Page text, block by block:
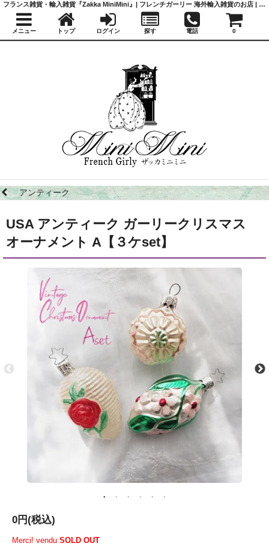
アンティーク
USA アンティーク ガーリークリスマス
オーナメント A【３ケset】
0円(税込)
Merci! vendu SOLD OUT
フランス雑貨・輸入雑貨『Zakka MiniMini』| フレンチガーリー 海外輸入雑貨のお店 | かわいい雑貨 | 蚤の市 | アンティーク
メニュー トップ ログイン 探す 電話 0